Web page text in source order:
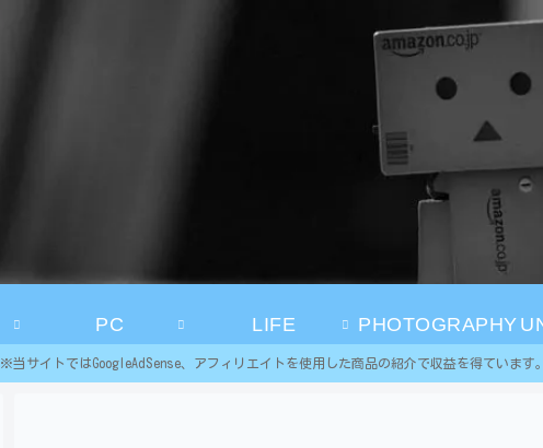
PC LIFE PHOTOGRAPHY
※当サイトではGoogleAdSense、アフィリエイトを使用した商品の紹介で収益を得ています。